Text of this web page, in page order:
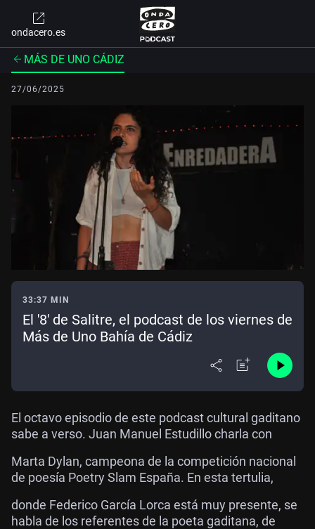
ondacero.es
MÁS DE UNO CÁDIZ
27/06/2025
33:37 MIN
El '8' de Salitre, el podcast de los viernes de
Más de Uno Bahía de Cádiz
El octavo episodio de este podcast cultural gaditano
sabe a verso. Juan Manuel Estudillo charla con
Marta Dylan, campeona de la competición nacional
de poesía Poetry Slam España. En esta tertulia,
donde Federico García Lorca está muy presente, se
habla de los referentes de la poeta gaditana, de